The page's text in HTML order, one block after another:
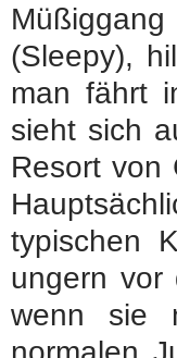
(Sleepy),
man fährt
sieht sich
Resort von
typischen
ungern vor
wenn sie